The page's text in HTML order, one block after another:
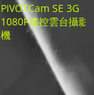
PIVOTCam SE 3G
1080P遙控雲台攝影
機